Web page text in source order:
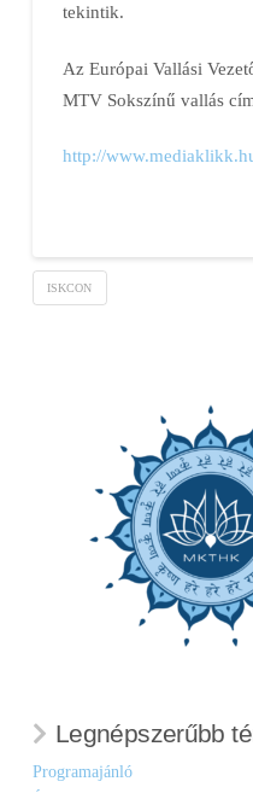
tekintik.
Az Európai Vallási
MTV Sokszínű vallás
http://
ISKCON
Legnépszerűbb
Programajánló